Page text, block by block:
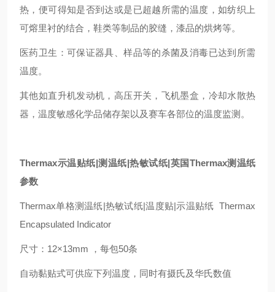
热，便可得知是否到达或是已超越所需的温度，如纺织上
可熔里衬的结合，鞋类等制品的胶缝，漆品的烘烤等。
医药卫生：可保证器具、样品等的杀菌及消毒已达到所需
温度。
其他如直升机发动机，高压开关，飞机墨盒，冷却水散热
器，温度敏感化学品储存架以及赛车各部位的温度监测。
Thermax示温贴纸|测温纸|热敏试纸|英国Thermax测温纸
参数
Thermax单格测温纸|热敏试纸|温度贴|示温贴纸 Thermax
Encapsulated Indicator
尺寸：12×13mm ，每包50条
自动黏贴式可供应下列温度，同时有摄氏及华氏数值